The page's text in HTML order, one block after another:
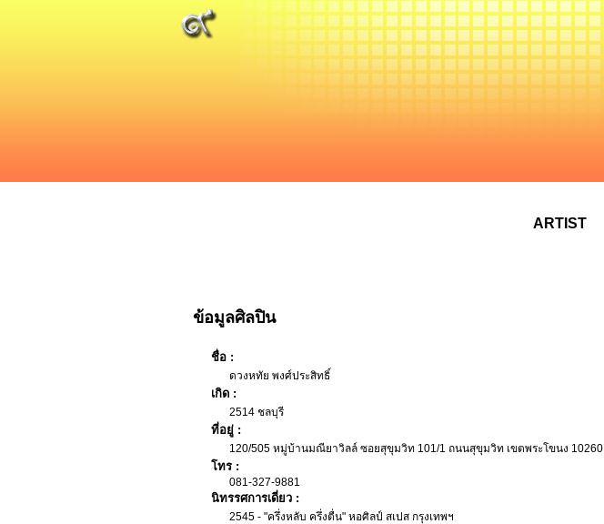
ARTIST
ข้อมูลศิลปิน
ชื่อ :
ดวงหทัย พงศ์ประสิทธิ์
เกิด :
2514 ชลบุรี
ที่อยู่ :
120/505 หมู่บ้านมณียาวิลล์ ซอยสุขุมวิท 101/1 ถนนสุขุมวิท เขตพระโขนง 10260
โทร :
081-327-9881
นิทรรศการเดี่ยว :
2545 - "ครึ่งหลับ ครึ่งตื่น" หอศิลป์ สเปส กรุงเทพฯ